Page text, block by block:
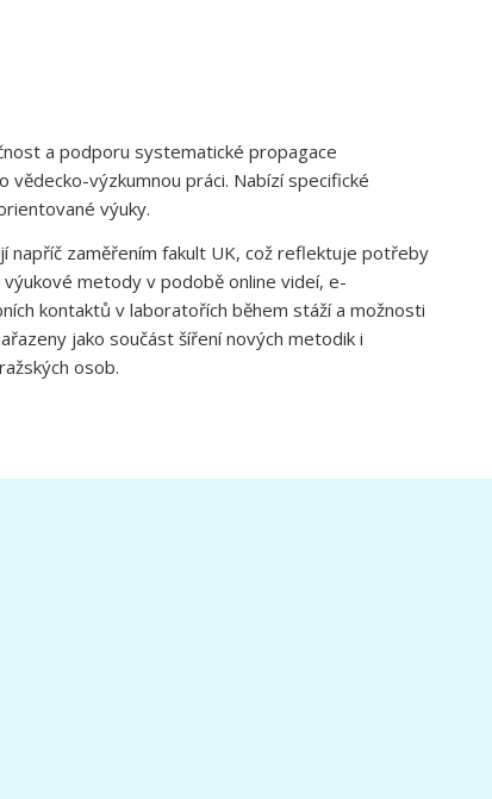
a podporu systematické propagace
výzkumnou práci. Nabízí specifické
výuky.
napříč zaměřením fakult UK, což reflektuje potřeby
metody v podobě online videí, e-
kontaktů v laboratořích během stáží a možnosti
jako součást šíření nových metodik i
osob.